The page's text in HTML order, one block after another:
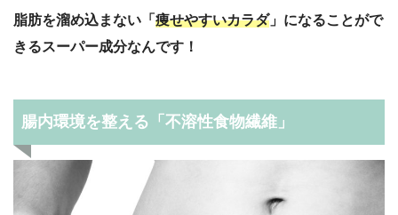
脂肪を溜め込まない「 痩せやすいカラダ」になることがで
きるスーパー成分なんです！
腸内環境を整える「不溶性食物繊維」